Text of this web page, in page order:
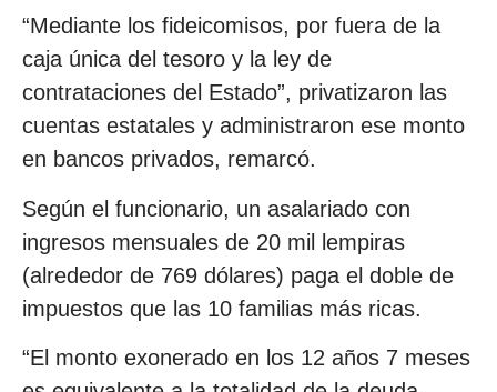
“Mediante los fideicomisos, por fuera de la
caja única del tesoro y la ley de
contrataciones del Estado”, privatizaron las
cuentas estatales y administraron ese monto
en bancos privados, remarcó.
Según el funcionario, un asalariado con
ingresos mensuales de 20 mil lempiras
(alrededor de 769 dólares) paga el doble de
impuestos que las 10 familias más ricas.
“El monto exonerado en los 12 años 7 meses